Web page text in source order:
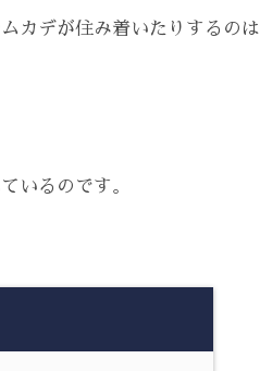
カデが住み着いたりするのは
いるのです。